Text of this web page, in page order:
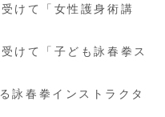
けて「女性護身術講
けて「子ども詠春拳ス
春拳インストラクタ